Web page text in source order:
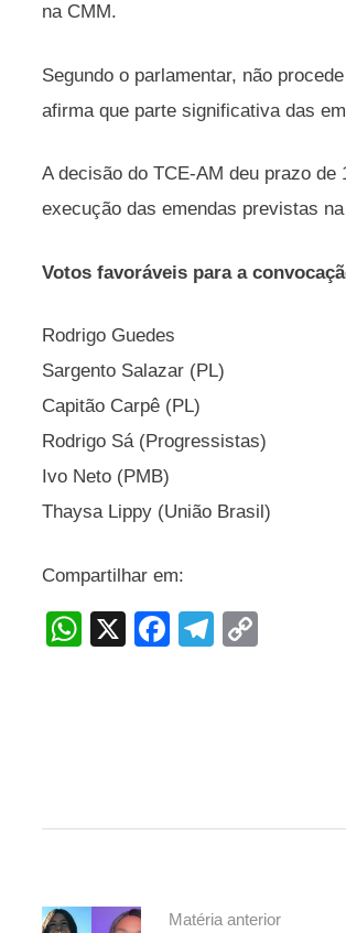
na CMM.
Segundo o parlamentar, não
afirma que parte significativa das
A decisão do TCE-AM deu prazo
execução das emendas previstas
Votos favoráveis para a
Rodrigo Guedes
Sargento Salazar (PL)
Capitão Carpê (PL)
Rodrigo Sá (Progressistas)
Ivo Neto (PMB)
Thaysa Lippy (União Brasil)
Compartilhar em:
W
p
X
F
o
T
k
Matéria anterior